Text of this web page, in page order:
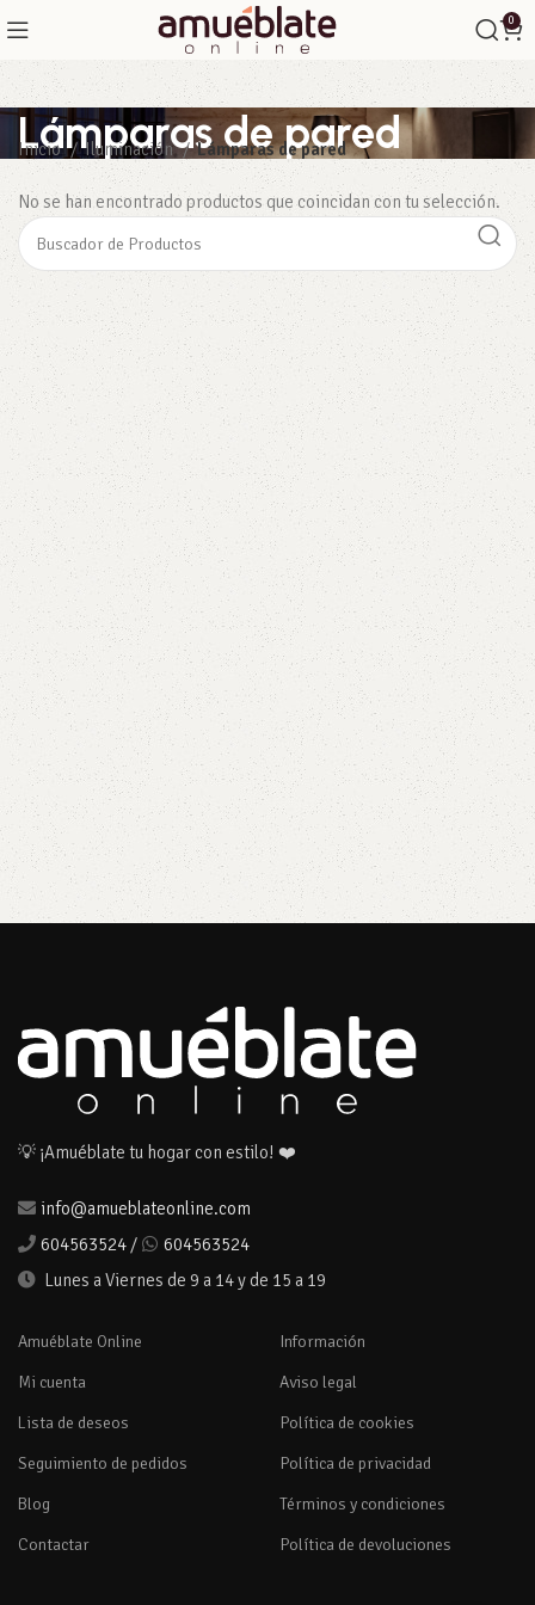
0
Lámparas de pared
Inicio Iluminación Lámparas de pared
No se han encontrado productos que coincidan con tu selección.
💡 ¡Amuéblate tu hogar con estilo! ❤️
info@amueblateonline.com
604563524 /
604563524
Lunes a Viernes de 9 a 14 y de 15 a 19
Amuéblate Online
Mi cuenta
Lista de deseos
Seguimiento de pedidos
Blog
Contactar
Información
Aviso legal
Política de cookies
Política de privacidad
Términos y condiciones
Política de devoluciones